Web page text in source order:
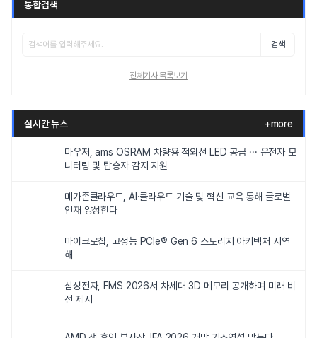
통합검색
검색
전체기사 목록보기
실시간 뉴스 +more
마우저, ams OSRAM 차량용 적외선 LED 공급 ··· 운전자 모
니터링 및 탑승자 감지 지원
메가존클라우드, AI·클라우드 기술 및 혁신 교육 통해 글로벌
인재 양성한다
마이크로칩, 고성능 PCIe® Gen 6 스토리지 아키텍처 시연
해
삼성전자, FMS 2026서 차세대 3D 메모리 공개하며 미래 비
전 제시